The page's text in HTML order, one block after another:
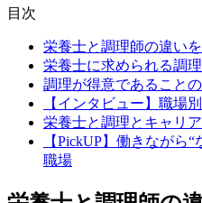
目次
栄養士と調理師の違いを
栄養士に求められる調
調理が得意であること
【インタビュー】職場
栄養士と調理とキャリ
【PickUP】働きながら
職場